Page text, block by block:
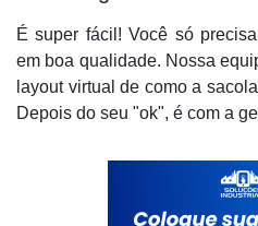
É super fácil! Você só
em boa qualidade. Nossa
layout virtual de como a
Depois do seu "ok", é com a